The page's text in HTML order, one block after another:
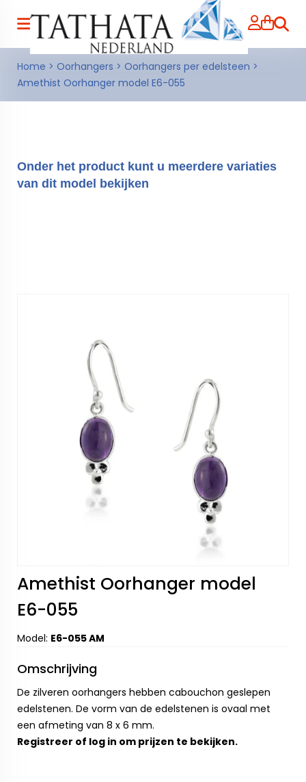
Home > Oorhangers > Oorhangers per edelsteen >
Amethist Oorhanger model E6-055
Onder het product kunt u meerdere variaties
van dit model bekijken
Amethist Oorhanger model
E6-055
Model: E6-055 AM
Omschrijving
De zilveren oorhangers hebben cabouchon geslepen
edelstenen. De vorm van de edelstenen is ovaal met
een afmeting van 8 x 6 mm.
Registreer of log in om prijzen te bekijken.